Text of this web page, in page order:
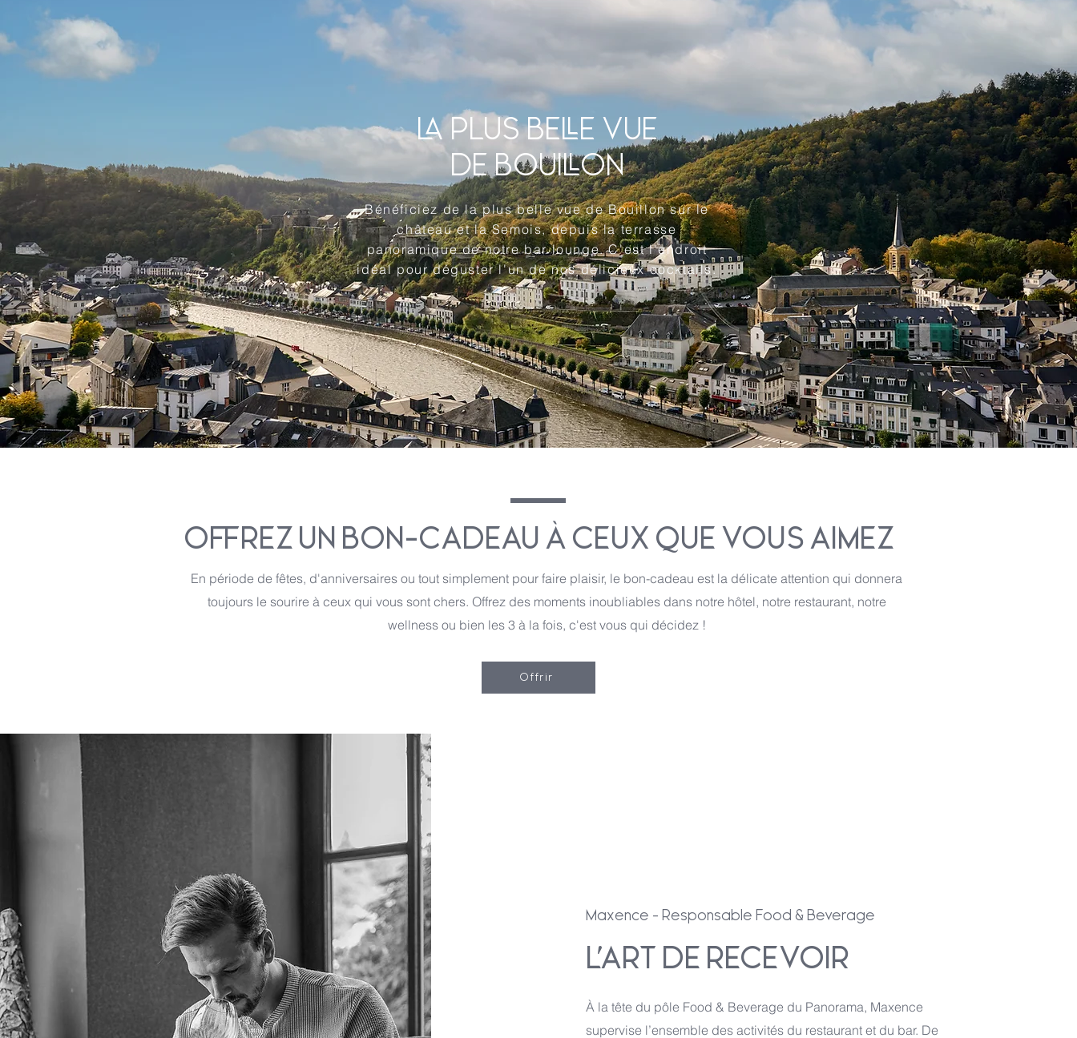
LA PLUS BELLE VUE
DE BOUILLON
Bénéficiez de la plus belle vue de Bouillon sur le
château et la Semois, depuis la terrasse
panoramique de notre bar lounge. C'est l'endroit
idéal pour déguster l'un de nos délicieux cocktails.
OFFREZ UN BON-CADEAU À CEUX QUE VOUS AIMEZ
En période de fêtes, d'anniversaires ou tout simplement pour faire plaisir, le bon-cadeau est la délicate attention qui donnera
toujours le sourire à ceux qui vous sont chers. Offrez des moments inoubliables dans notre hôtel, notre restaurant, notre
wellness ou bien les 3 à la fois, c'est vous qui décidez !
Offrir
Maxence - Responsable Food & Beverage
L’ART DE RECEVOIR
À la tête du pôle Food & Beverage du Panorama, Maxence
supervise l’ensemble des activités du restaurant et du bar. De